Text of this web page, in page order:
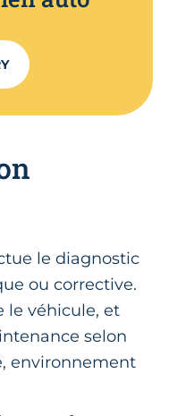
le diagnostic
ou corrective.
le véhicule, et
selon
environnement